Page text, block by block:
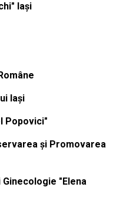
Iași
Iași
Popovici"
și Promovarea
"Elena